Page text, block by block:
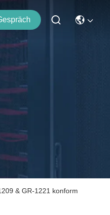
& GR-1221 konform